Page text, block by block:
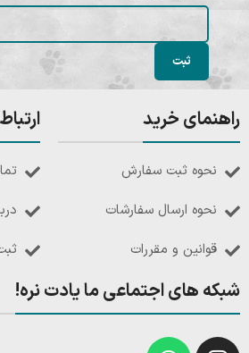
راهنمای خرید
نحوه ثبت سفارش
نحوه ارسال سفارشات
قوانین و مقررات
شبکه های اجتماعی ما یادت نره!